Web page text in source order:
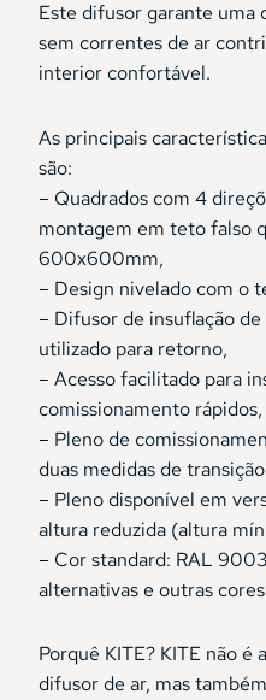
Este difusor garante uma
sem correntes de ar
interior confortável.
As principais
são:
– Quadrados com 4
montagem em teto falso
600x600mm,
– Design nivelado com o
– Difusor de insuflação
utilizado para retorno,
– Acesso facilitado para
comissionamento rápidos,
– Pleno de
duas medidas de
– Pleno disponível em
altura reduzida (altura
– Cor standard: RAL
alternativas e outras
Porquê KITE? KITE não é
difusor de ar, mas